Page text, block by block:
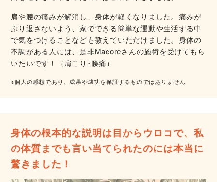
肩や腰の痛みが解消し、身体が軽くなりました。痛みが
ぶり返さないよう、家でできる簡単な運動や生活する中
で気をつけることなども教えていただけました。身体の
不調がある人には、是非Macoreさんの施術を受けてもら
いたいです！（肩こり･腰痛）
※個人の感想であり、成果や成功を保証するものではありません
身体の根本的な説明は目からウロコで、私
の体質までも言い当てられたのには本当に
驚きました！